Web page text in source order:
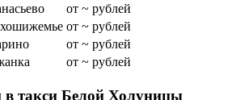
от ~ рублей
от ~ рублей
от ~ рублей
от ~ рублей
в такси Белой Холуницы